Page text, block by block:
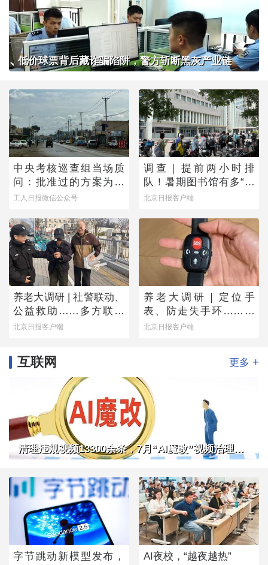
低价球票背后藏诈骗陷阱，警方斩断黑灰产业链
中央考核巡查组当场质
问：批准过的方案为何
不执行？
工人日报微信公众号
调查｜提前两小时排
队！暑期图书馆有多“一
座难求”？
北京日报客户端
养老大调研 | 社警联动、
公益救助……多方联手
撑起防走失网络
北京日报客户端
养老大调研｜定位手
表、防走失手环……老
人为何不愿用？
北京日报客户端
互联网 更多 +
清理违规视频13300余条，7月“AI魔改”视频治理成果公布
字节跳动新模型发布，
AI夜校，“越夜越热”